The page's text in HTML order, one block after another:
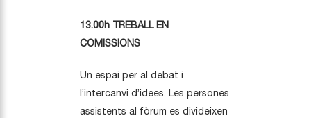
13.00h TREBALL EN
COMISSIONS
Un espai per al debat i
l’intercanvi d’idees. Les persones
assistents al fòrum es divideixen